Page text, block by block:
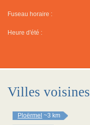
Fuseau horaire :
Heure d'été :
Villes voisines
Ploërmel ~3 km